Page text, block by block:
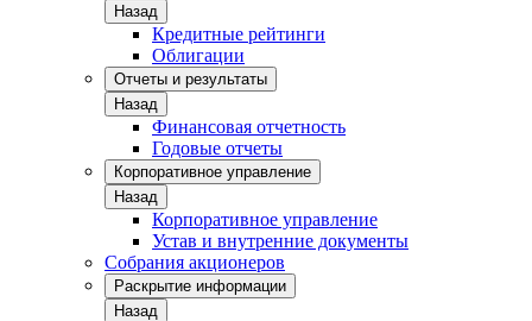
Назад
Кредитные рейтинги
Облигации
Отчеты и результаты
Назад
Финансовая отчетность
Годовые отчеты
Корпоративное управление
Назад
Корпоративное управление
Устав и внутренние документы
Собрания акционеров
Раскрытие информации
Назад